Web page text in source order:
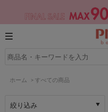
ホーム > すべての商品
絞り込み